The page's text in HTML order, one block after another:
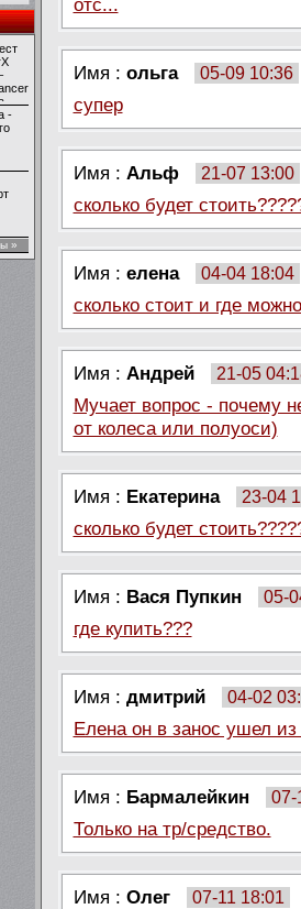
-
»
отс...
Имя : ольга 05-09 10:36
супер
Имя : Альф 21-07 13:00
сколько будет
Имя : елена 04-04 18:04
сколько стоит и где
Имя : Андрей 21-05
Мучает вопрос - почему
от колеса или полуоси)
Имя : Екатерина 23-04
сколько будет
Имя : Вася Пупкин 05-
где купить???
Имя : дмитрий 04-02
Елена он в занос ушел
Имя : Бармалейкин 07-
Только на тр/средство.
Имя : Олег 07-11 18:01